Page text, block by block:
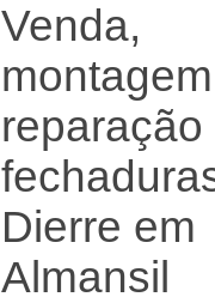
Venda,
reparação
Dierre em
Almansil